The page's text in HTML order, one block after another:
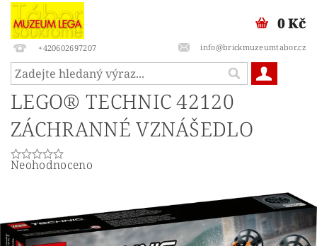
+420602697207 info@brickmuzeumtabor.cz
0 Kč
LEGO® TECHNIC 42120
ZÁCHRANNÉ VZNÁŠEDLO
Neohodnoceno